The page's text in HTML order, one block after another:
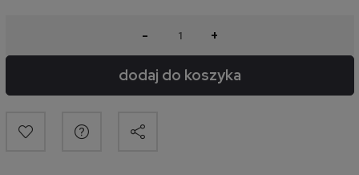
- +
dodaj do koszyka